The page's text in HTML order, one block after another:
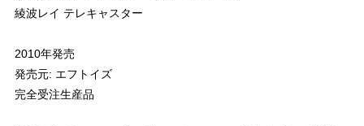
綾波レイ テレキャスター
2010年発売
発売元: エフトイズ
完全受注生産品